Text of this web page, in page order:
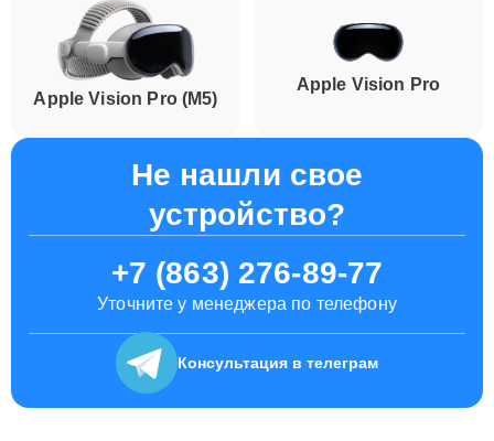
Apple Vision Pro (M5)
Apple Vision Pro
Не нашли свое
устройство?
+7 (863) 276-89-77
Уточните у менеджера по телефону
Консультация в телеграм